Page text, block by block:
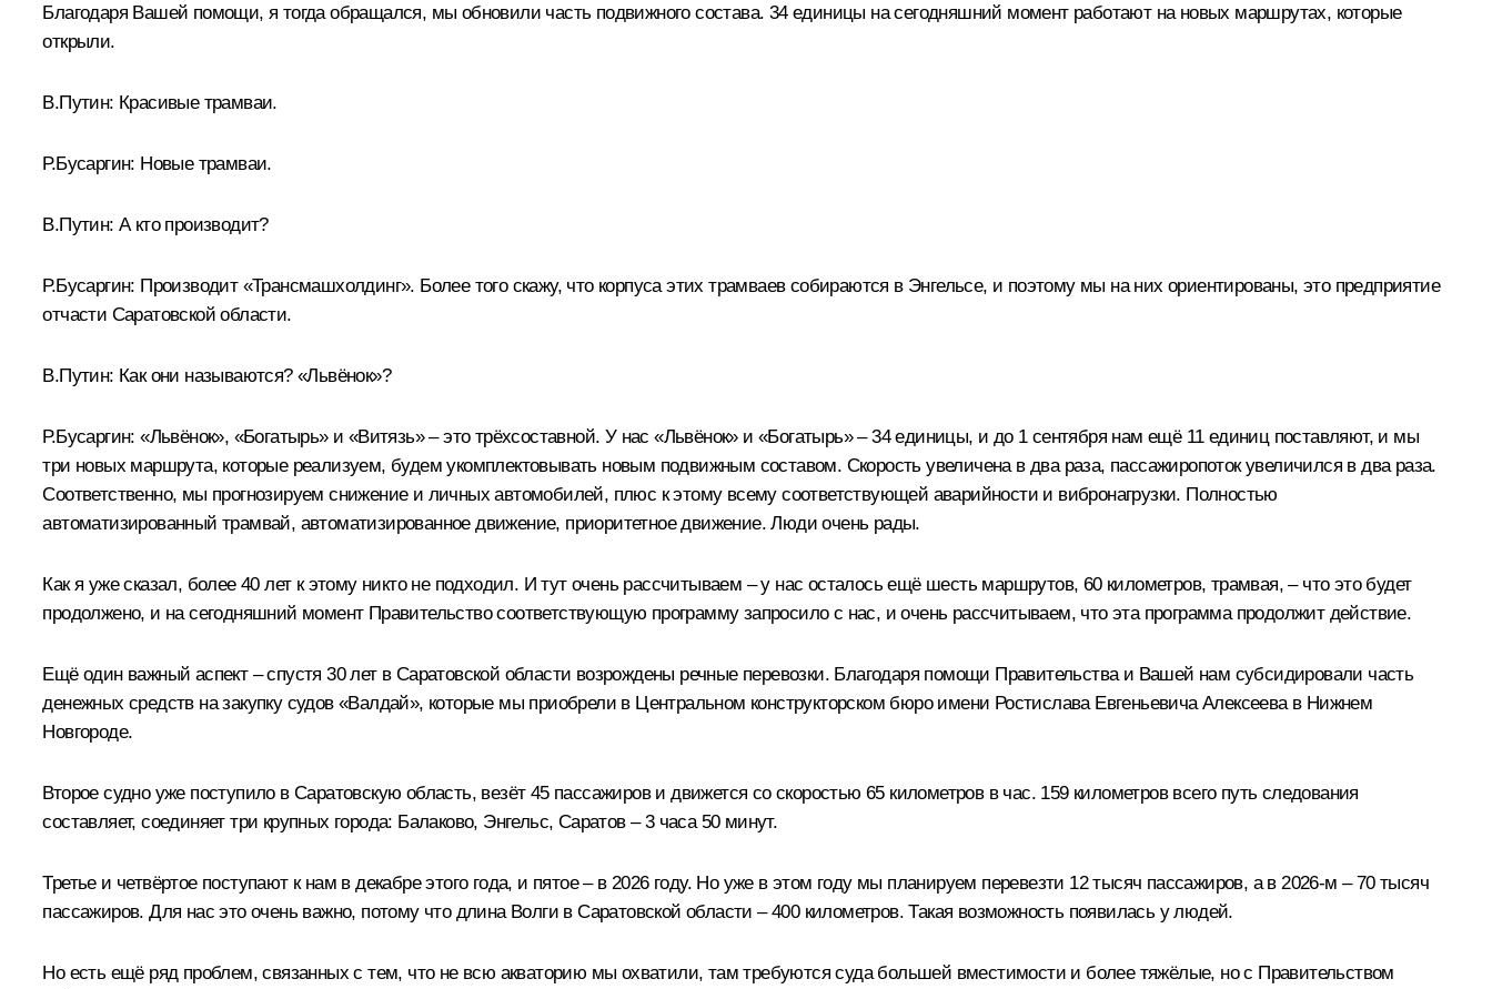
Благодаря Вашей помощи, я тогда обращался, мы обновили часть подвижного состава. 34 единицы на сегодняшний момент работают на новых маршрутах, которые
открыли.
В.Путин: Красивые трамваи.
Р.Бусаргин: Новые трамваи.
В.Путин: А кто производит?
Р.Бусаргин: Производит «Трансмашхолдинг». Более того скажу, что корпуса этих трамваев собираются в Энгельсе, и поэтому мы на них ориентированы, это предприятие
отчасти Саратовской области.
В.Путин: Как они называются? «Львёнок»?
Р.Бусаргин: «Львёнок», «Богатырь» и «Витязь» – это трёхсоставной. У нас «Львёнок» и «Богатырь» – 34 единицы, и до 1 сентября нам ещё 11 единиц поставляют, и мы
три новых маршрута, которые реализуем, будем укомплектовывать новым подвижным составом. Скорость увеличена в два раза, пассажиропоток увеличился в два раза.
Соответственно, мы прогнозируем снижение и личных автомобилей, плюс к этому всему соответствующей аварийности и вибронагрузки. Полностью
автоматизированный трамвай, автоматизированное движение, приоритетное движение. Люди очень рады.
Как я уже сказал, более 40 лет к этому никто не подходил. И тут очень рассчитываем – у нас осталось ещё шесть маршрутов, 60 километров, трамвая, – что это будет
продолжено, и на сегодняшний момент Правительство соответствующую программу запросило с нас, и очень рассчитываем, что эта программа продолжит действие.
Ещё один важный аспект – спустя 30 лет в Саратовской области возрождены речные перевозки. Благодаря помощи Правительства и Вашей нам субсидировали часть
денежных средств на закупку судов «Валдай», которые мы приобрели в Центральном конструкторском бюро имени Ростислава Евгеньевича Алексеева в Нижнем
Новгороде.
Второе судно уже поступило в Саратовскую область, везёт 45 пассажиров и движется со скоростью 65 километров в час. 159 километров всего путь следования
составляет, соединяет три крупных города: Балаково, Энгельс, Саратов – 3 часа 50 минут.
Третье и четвёртое поступают к нам в декабре этого года, и пятое – в 2026 году. Но уже в этом году мы планируем перевезти 12 тысяч пассажиров, а в 2026-м – 70 тысяч
пассажиров. Для нас это очень важно, потому что длина Волги в Саратовской области – 400 километров. Такая возможность появилась у людей.
Но есть ещё ряд проблем, связанных с тем, что не всю акваторию мы охватили, там требуются суда большей вместимости и более тяжёлые, но с Правительством